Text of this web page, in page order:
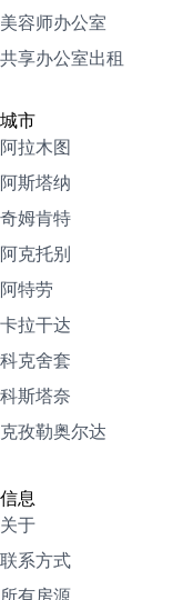
美容师办公室
共享办公室出租
城市
阿拉木图
阿斯塔纳
奇姆肯特
阿克托别
阿特劳
卡拉干达
科克舍套
科斯塔奈
克孜勒奥尔达
信息
关于
联系方式